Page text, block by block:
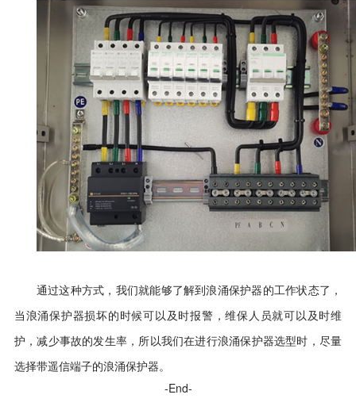
通过这种方式，我们就能够了解到浪涌保护器的工作状态了，
当浪涌保护器损坏的时候可以及时报警，维保人员就可以及时维
护，减少事故的发生率，所以我们在进行浪涌保护器选型时，尽量
选择带遥信端子的浪涌保护器。
-End-